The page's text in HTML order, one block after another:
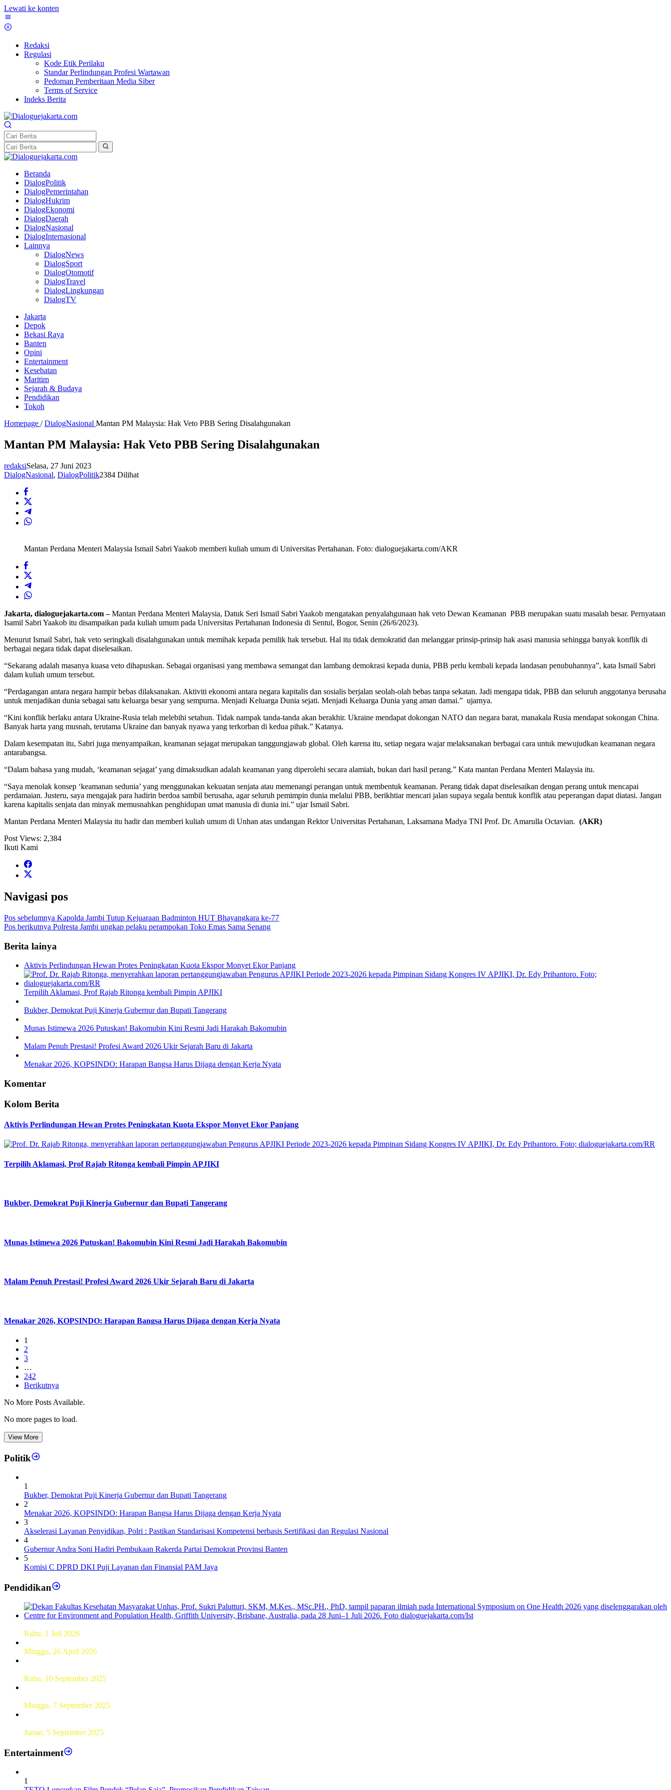
Lewati ke konten
Redaksi
Regulasi
Kode Etik Perilaku
Standar Perlindungan Profesi Wartawan
Pedoman Pemberitaan Media Siber
Terms of Service
Indeks Berita
Beranda
DialogPolitik
DialogPemerintahan
DialogHukrim
DialogEkonomi
DialogDaerah
DialogNasional
DialogInternasional
Lainnya
DialogNews
DialogSport
DialogOtomotif
DialogTravel
DialogLingkungan
DialogTV
Jakarta
Depok
Bekasi Raya
Banten
Opini
Entertainment
Kesehatan
Maritim
Sejarah & Budaya
Pendidikan
Tokoh
Homepage / DialogNasional Mantan PM Malaysia: Hak Veto PBB Sering Disalahgunakan
Mantan PM Malaysia: Hak Veto PBB Sering Disalahgunakan
redaksiSelasa, 27 Juni 2023
DialogNasional, DialogPolitik2384 Dilihat
Mantan Perdana Menteri Malaysia Ismail Sabri Yaakob memberi kuliah umum di Universitas Pertahanan. Foto: dialoguejakarta.com/AKR
Jakarta, dialoguejakarta.com –Mantan Perdana Menteri Malaysia, Datuk Seri Ismail Sabri Yaakob mengatakan penyalahgunaan hak veto Dewan Keamanan PBB merupakan suatu masalah besar. Pernyataan
Isamil Sabri Yaakob itu disampaikan pada kuliah umum pada Universitas Pertahanan Indonesia di Sentul, Bogor, Senin (26/6/2023).
Menurut Ismail Sabri, hak veto seringkali disalahgunakan untuk memihak kepada pemilik hak tersebut. Hal itu tidak demokratid dan melanggar prinsip-prinsip hak asasi manusia sehingga banyak konflik di
berbagai negara tidak dapat diselesaikan.
“Sekarang adalah masanya kuasa veto dihapuskan. Sebagai organisasi yang membawa semangat dan lambang demokrasi kepada dunia, PBB perlu kembali kepada landasan penubuhannya”, kata Ismail Sabri
dalam kuliah umum tersebut.
“Perdagangan antara negara hampir bebas dilaksanakan. Aktiviti ekonomi antara negara kapitalis dan sosialis berjalan seolah-olah bebas tanpa sekatan. Jadi mengapa tidak, PBB dan seluruh anggotanya berusaha
untuk menjadikan dunia sebagai satu keluarga besar yang sempurna. Menjadi Keluarga Dunia sejati. Menjadi Keluarga Dunia yang aman damai.” ujarnya.
“Kini konflik berlaku antara Ukraine-Rusia telah melebihi setahun. Tidak nampak tanda-tanda akan berakhir. Ukraine mendapat dokongan NATO dan negara barat, manakala Rusia mendapat sokongan China.
Banyak harta yang musnah, terutama Ukraine dan banyak nyawa yang terkorban di kedua pihak.” Katanya.
Dalam kesempatan itu, Sabri juga menyampaikan, keamanan sejagat merupakan tanggungjawab global. Oleh karena itu, setiap negara wajar melaksanakan berbagai cara untuk mewujudkan keamanan negara
antarabangsa.
“Dalam bahasa yang mudah, ‘keamanan sejagat’ yang dimaksudkan adalah keamanan yang diperolehi secara alamiah, bukan dari hasil perang.” Kata mantan Perdana Menteri Malaysia itu.
“Saya menolak konsep ‘keamanan sedunia’ yang menggunakan kekuatan senjata atau memenangi perangan untuk membentuk keamanan. Perang tidak dapat diselesaikan dengan perang untuk mencapai
perdamaian. Justeru, saya mengajak para hadirin berdoa sambil berusaha, agar seluruh pemimpin dunia melalui PBB, berikhtiar mencari jalan supaya segala bentuk konflik atau peperangan dapat diatasi. Jangan
karena kapitalis senjata dan minyak memusnahkan penghidupan umat manusia di dunia ini.” ujar Ismail Sabri.
Mantan Perdana Menteri Malaysia itu hadir dan memberi kuliah umum di Unhan atas undangan Rektor Universitas Pertahanan, Laksamana Madya TNI Prof. Dr. Amarulla Octavian. (AKR)
Post Views: 2,384
Ikuti Kami
Navigasi pos
Pos sebelumnya Kapolda Jambi Tutup Kejuaraan Badminton HUT Bhayangkara ke-77
Pos berikutnya Polresta Jambi ungkap pelaku perampokan Toko Emas Sama Senang
Berita lainya
Aktivis Perlindungan Hewan Protes Peningkatan Kuota Ekspor Monyet Ekor Panjang
Terpilih Aklamasi, Prof Rajab Ritonga kembali Pimpin APJIKI
Bukber, Demokrat Puji Kinerja Gubernur dan Bupati Tangerang
Munas Istimewa 2026 Putuskan! Bakomubin Kini Resmi Jadi Harakah Bakomubin
Malam Penuh Prestasi! Profesi Award 2026 Ukir Sejarah Baru di Jakarta
Menakar 2026, KOPSINDO: Harapan Bangsa Harus Dijaga dengan Kerja Nyata
Komentar
Kolom Berita
Aktivis Perlindungan Hewan Protes Peningkatan Kuota Ekspor Monyet Ekor Panjang
Terpilih Aklamasi, Prof Rajab Ritonga kembali Pimpin APJIKI
Bukber, Demokrat Puji Kinerja Gubernur dan Bupati Tangerang
Munas Istimewa 2026 Putuskan! Bakomubin Kini Resmi Jadi Harakah Bakomubin
Malam Penuh Prestasi! Profesi Award 2026 Ukir Sejarah Baru di Jakarta
Menakar 2026, KOPSINDO: Harapan Bangsa Harus Dijaga dengan Kerja Nyata
1
2
3
…
242
Berikutnya
No More Posts Available.
No more pages to load.
View More
Politik
1
Bukber, Demokrat Puji Kinerja Gubernur dan Bupati Tangerang
2
Menakar 2026, KOPSINDO: Harapan Bangsa Harus Dijaga dengan Kerja Nyata
3
Akselerasi Layanan Penyidikan, Polri : Pastikan Standarisasi Kompetensi berbasis Sertifikasi dan Regulasi Nasional
4
Gubernur Andra Soni Hadiri Pembukaan Rakerda Partai Demokrat Provinsi Banten
5
Komisi C DPRD DKI Puji Layanan dan Finansial PAM Jaya
Pendidikan
Rabu, 1 Juli 2026
Minggu, 26 April 2026
Rabu, 10 September 2025
Minggu, 7 September 2025
Jumat, 5 September 2025
Entertainment
1